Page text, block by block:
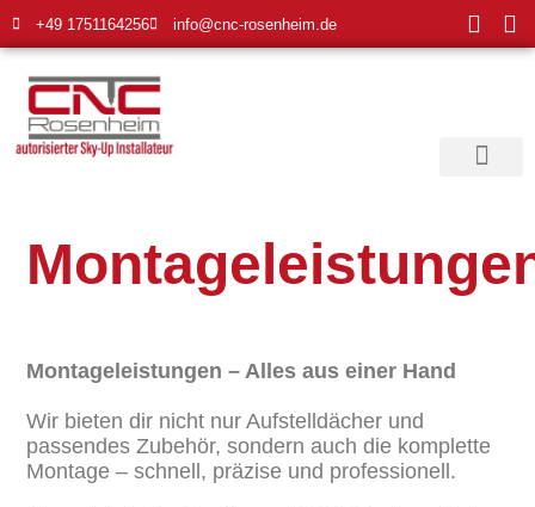
+49 1751164256 info@cnc-rosenheim.de
Montageleistungen – Alles aus einer Hand
Wir bieten dir nicht nur Aufstelldächer und
passendes Zubehör, sondern auch die komplette
Montage – schnell, präzise und professionell.